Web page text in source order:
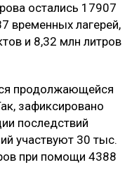
остались 17907
временных лагерей,
и 8,32 млн литров
продолжающейся
зафиксировано
последствий
участвуют 30 тыс.
при помощи 4388